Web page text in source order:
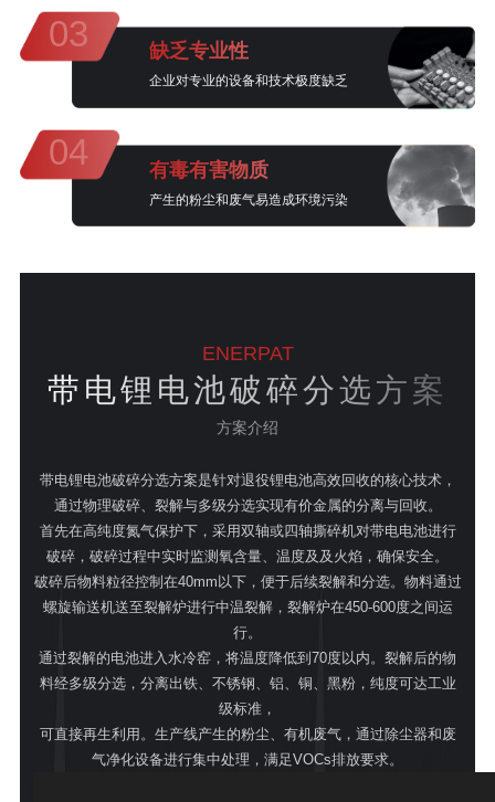
03 缺乏专业性
企业对专业的设备和技术极度缺乏
04 有毒有害物质
产生的粉尘和废气易造成环境污染
ENERPAT
带电锂电池破碎分选方案
方案介绍
带电锂电池破碎分选方案是针对退役锂电池高效回收的核心技术，
通过物理破碎、裂解与多级分选实现有价金属的分离与回收。
首先在高纯度氮气保护下，采用双轴或四轴撕碎机对带电电池进行
破碎，破碎过程中实时监测氧含量、温度及及火焰，确保安全。
破碎后物料粒径控制在40mm以下，便于后续裂解和分选。物料通过
螺旋输送机送至裂解炉进行中温裂解，裂解炉在450-600度之间运
行。
通过裂解的电池进入水冷窑，将温度降低到70度以内。裂解后的物
料经多级分选，分离出铁、不锈钢、铝、铜、黑粉，纯度可达工业
级标准，
可直接再生利用。生产线产生的粉尘、有机废气，通过除尘器和废
气净化设备进行集中处理，满足VOCs排放要求。